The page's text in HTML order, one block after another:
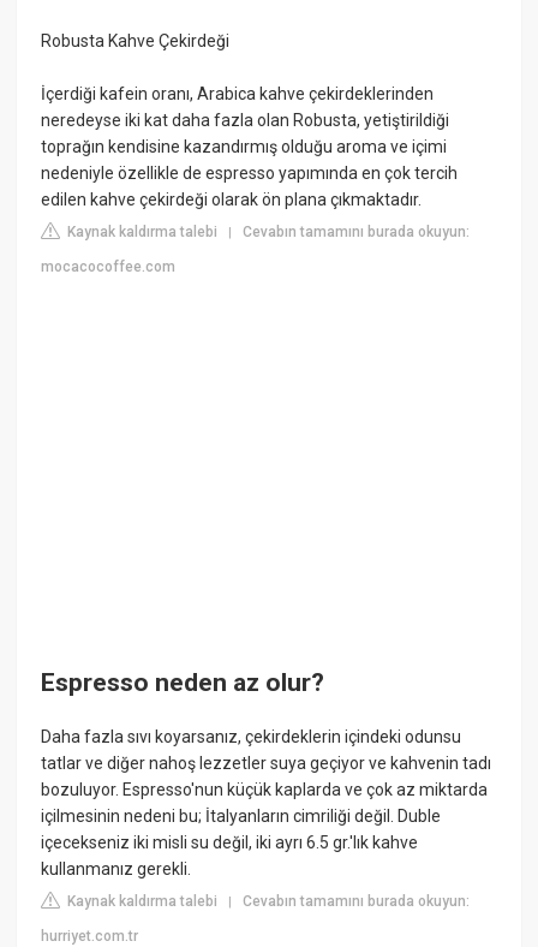
Robusta Kahve Çekirdeği
İçerdiği kafein oranı, Arabica kahve çekirdeklerinden
neredeyse iki kat daha fazla olan Robusta, yetiştirildiği
toprağın kendisine kazandırmış olduğu aroma ve içimi
nedeniyle özellikle de espresso yapımında en çok tercih
edilen kahve çekirdeği olarak ön plana çıkmaktadır.
Kaynak kaldırma talebi |Cevabın tamamını burada okuyun:
mocacocoffee.com
Espresso neden az olur?
Daha fazla sıvı koyarsanız, çekirdeklerin içindeki odunsu
tatlar ve diğer nahoş lezzetler suya geçiyor ve kahvenin tadı
bozuluyor. Espresso'nun küçük kaplarda ve çok az miktarda
içilmesinin nedeni bu; İtalyanların cimriliği değil. Duble
içecekseniz iki misli su değil, iki ayrı 6.5 gr.'lık kahve
kullanmanız gerekli.
Kaynak kaldırma talebi |Cevabın tamamını burada okuyun:
hurriyet.com.tr